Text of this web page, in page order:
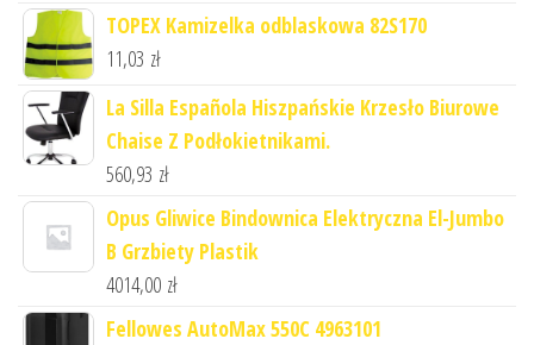
TOPEX Kamizelka odblaskowa 82S170
11,03 zł
La Silla Española Hiszpańskie Krzesło Biurowe
Chaise Z Podłokietnikami.
560,93 zł
Opus Gliwice Bindownica Elektryczna El-Jumbo
B Grzbiety Plastik
4014,00 zł
Fellowes AutoMax 550C 4963101